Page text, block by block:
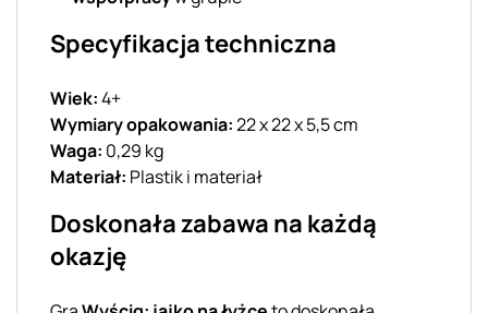
Specyfikacja techniczna
Wiek:4+
Wymiary opakowania:22 x 22 x 5,5 cm
Waga: 0,29 kg
Materiał: Plastik i materiał
Doskonała zabawa na każdą
okazję